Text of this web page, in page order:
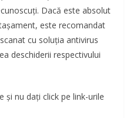
Dacă este absolut
este recomandat
cu soluţia antivirus
deschiderii respectivului
şi nu daţi click pe link-urile